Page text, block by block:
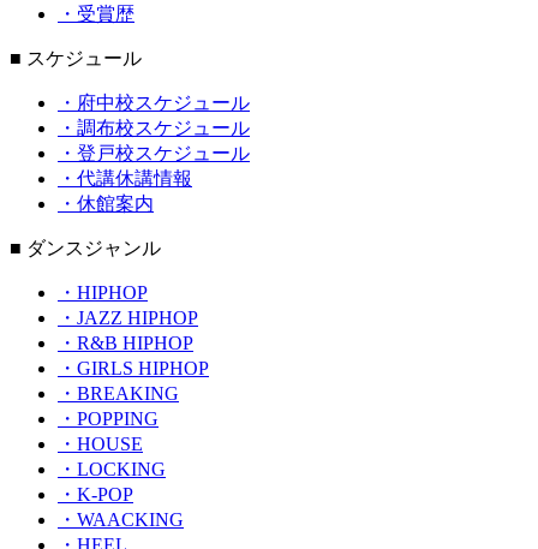
・受賞歴
■ スケジュール
・府中校スケジュール
・調布校スケジュール
・登戸校スケジュール
・代講休講情報
・休館案内
■ ダンスジャンル
・HIPHOP
・JAZZ HIPHOP
・R&B HIPHOP
・GIRLS HIPHOP
・BREAKING
・POPPING
・HOUSE
・LOCKING
・K-POP
・WAACKING
・HEEL